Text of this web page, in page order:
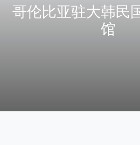
哥伦比亚驻大韩民
馆